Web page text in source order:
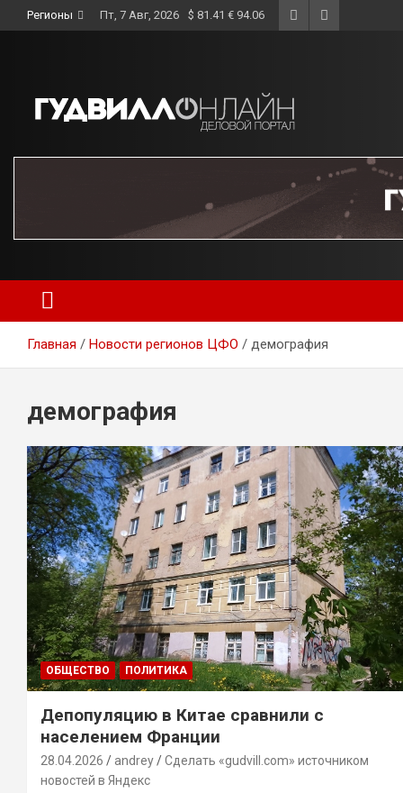
to
Регионы Пт, 7 Авг, 2026 $ 81.41 € 94.06
Главная Новости регионов ЦФО демография
демография
ОБЩЕСТВО ПОЛИТИКА
Депопуляцию в Китае сравнили с
населением Франции
28.04.2026 andrey
Сделать «gudvill.com» источником
новостей в Яндекс